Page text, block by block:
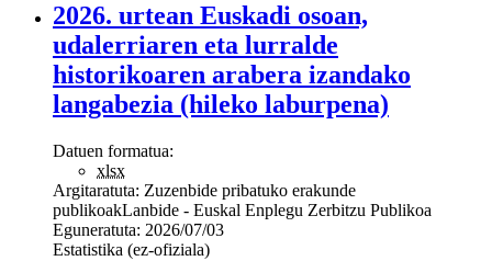
2026. urtean Euskadi osoan,
udalerriaren eta lurralde
historikoaren arabera izandako
langabezia (hileko laburpena)
Datuen formatua:
xlsx
Argitaratuta: Zuzenbide pribatuko erakunde
publikoakLanbide - Euskal Enplegu Zerbitzu Publikoa
Eguneratuta: 2026/07/03
Estatistika (ez-ofiziala)